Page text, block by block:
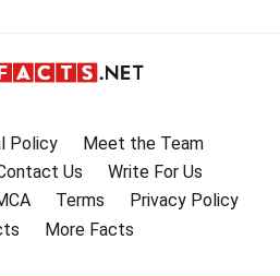
Policy
Meet the Team
Us
Write For Us
Terms
Privacy Policy
More Facts